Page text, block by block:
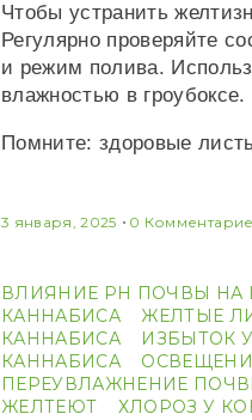
Чтобы устранить
Регулярно проверяйте
и режим полива.
влажностью в гроубоксе.
Помните: здоровые
3 января, 2025 0
ВЛИЯНИЕ PH ПОЧВЫ НА
КАННАБИСА
ЖЕЛТЫЕ
КАННАБИСА
ИЗБЫТОК
КАННАБИСА
ПЕРЕУВЛАЖНЕНИЕ
ЖЕЛТЕЮТ
ХЛОРОЗ У